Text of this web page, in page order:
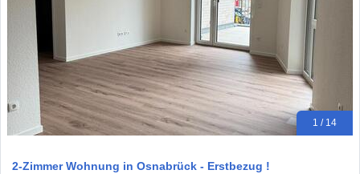
1 / 14
2-Zimmer Wohnung in Osnabrück - Erstbezug !